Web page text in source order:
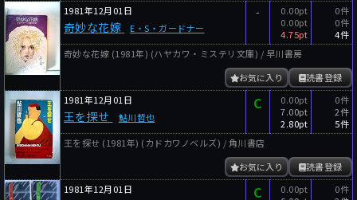
1981年12月01日
奇妙な花嫁 E・S・ガードナー
-
0.00pt
0.00pt
4.75pt
0件
0件
4件
奇妙な花嫁 (1981年) (ハヤカワ・ミステリ文庫) / 早川書房
読書登録
お気に入り
1981年12月01日
王を探せ 鮎川哲也
C
0.00pt
7.00pt
2.80pt
0件
2件
5件
王を探せ (1981年) (カドカワノベルズ) / 角川書店
読書登録
お気に入り
1981年12月01日
C
0.00pt
0件